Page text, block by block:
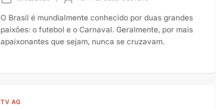
O Brasil é mundialmente conhecido por duas grandes
paixões: o futebol e o Carnaval. Geralmente, por mais
apaixonantes que sejam, nunca se cruzavam.
TV AG